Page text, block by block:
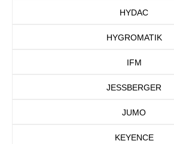
HYDAC
HYGROMATIK
IFM
JESSBERGER
JUMO
KEYENCE